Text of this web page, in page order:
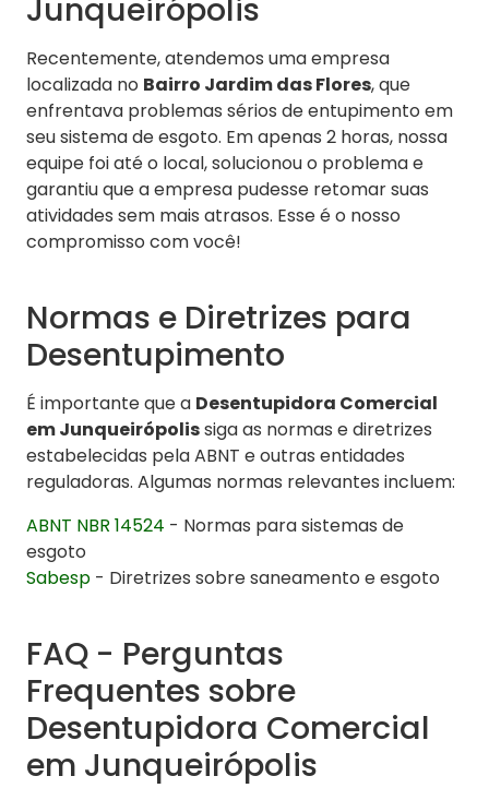
Junqueirópolis
Recentemente, atendemos uma empresa
localizada no Bairro Jardim das Flores, que
enfrentava problemas sérios de entupimento em
seu sistema de esgoto. Em apenas 2 horas, nossa
equipe foi até o local, solucionou o problema e
garantiu que a empresa pudesse retomar suas
atividades sem mais atrasos. Esse é o nosso
compromisso com você!
Normas e Diretrizes para
Desentupimento
É importante que a Desentupidora Comercial
em Junqueirópolissiga as normas e diretrizes
estabelecidas pela ABNT e outras entidades
reguladoras. Algumas normas relevantes incluem:
ABNT NBR 14524 - Normas para sistemas de
esgoto
Sabesp - Diretrizes sobre saneamento e esgoto
FAQ - Perguntas
Frequentes sobre
Desentupidora Comercial
em Junqueirópolis